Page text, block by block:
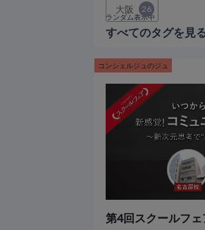
大阪 26
ランダム表示中
すべてのタグを見
コンシェルジュのジュ
第4回スクールフ